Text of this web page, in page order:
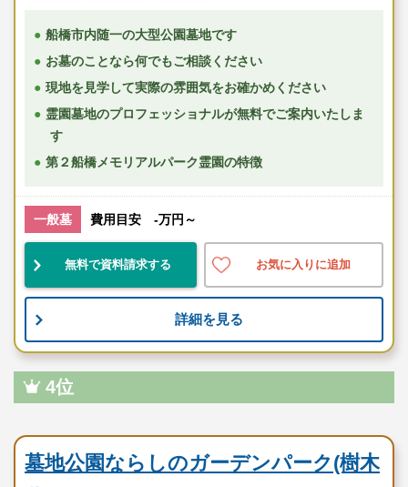
船橋市内随一の大型公園墓地です
お墓のことなら何でもご相談ください
現地を見学して実際の雰囲気をお確かめください
霊園墓地のプロフェッショナルが無料でご案内いたしま
す
第２船橋メモリアルパーク霊園の特徴
一般墓 費用目安 -万円～
無料で資料請求する お気に入りに追加
詳細を見る
4位
墓地公園ならしのガーデンパーク(樹木